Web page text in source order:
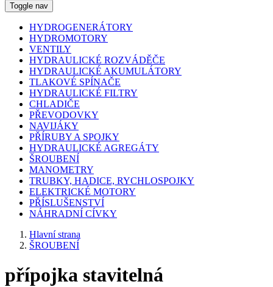
Toggle nav
HYDROGENERÁTORY
HYDROMOTORY
VENTILY
HYDRAULICKÉ ROZVÁDĚČE
HYDRAULICKÉ AKUMULÁTORY
TLAKOVÉ SPÍNAČE
HYDRAULICKÉ FILTRY
CHLADIČE
PŘEVODOVKY
NAVIJÁKY
PŘÍRUBY A SPOJKY
HYDRAULICKÉ AGREGÁTY
ŠROUBENÍ
MANOMETRY
TRUBKY, HADICE, RYCHLOSPOJKY
ELEKTRICKÉ MOTORY
PŘÍSLUŠENSTVÍ
NÁHRADNÍ CÍVKY
Hlavní strana
ŠROUBENÍ
přípojka stavitelná